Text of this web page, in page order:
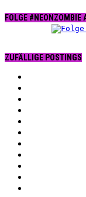
FOLGE #NEONZOMBIE
ZUFÄLLIGE POSTINGS